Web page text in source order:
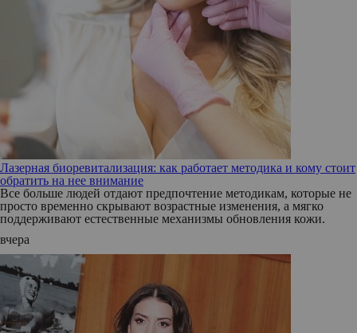
Лазерная биоревитализация: как работает методика и кому стоит
обратить на нее внимание
Все больше людей отдают предпочтение методикам, которые не
просто временно скрывают возрастные изменения, а мягко
поддерживают естественные механизмы обновления кожи.
вчера